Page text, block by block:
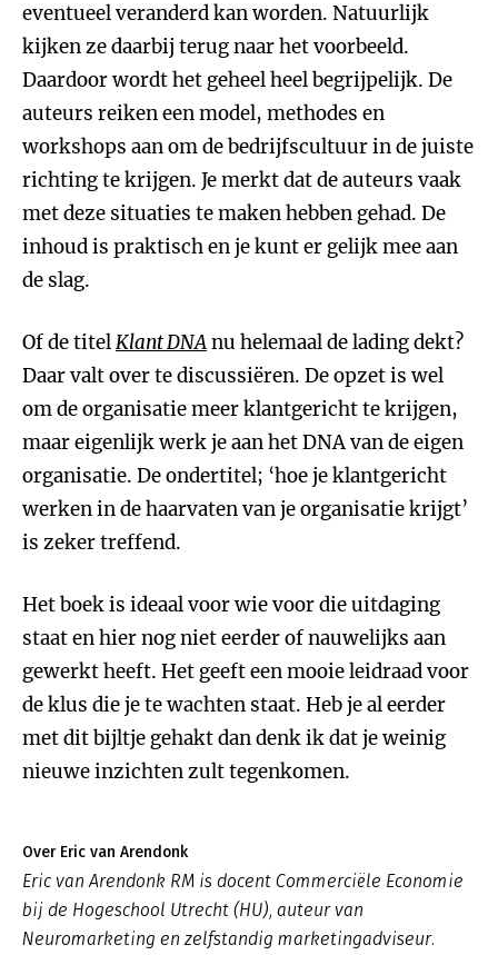
eventueel veranderd kan worden. Natuurlijk
kijken ze daarbij terug naar het voorbeeld.
Daardoor wordt het geheel heel begrijpelijk. De
auteurs reiken een model, methodes en
workshops aan om de bedrijfscultuur in de juiste
richting te krijgen. Je merkt dat de auteurs vaak
met deze situaties te maken hebben gehad. De
inhoud is praktisch en je kunt er gelijk mee aan
de slag.
Of de titelKlant DNAnu helemaal de lading dekt?
Daar valt over te discussiëren. De opzet is wel
om de organisatie meer klantgericht te krijgen,
maar eigenlijk werk je aan het DNA van de eigen
organisatie. De ondertitel; ‘hoe je klantgericht
werken in de haarvaten van je organisatie krijgt’
is zeker treffend.
Het boek is ideaal voor wie voor die uitdaging
staat en hier nog niet eerder of nauwelijks aan
gewerkt heeft. Het geeft een mooie leidraad voor
de klus die je te wachten staat. Heb je al eerder
met dit bijltje gehakt dan denk ik dat je weinig
nieuwe inzichten zult tegenkomen.
Over Eric van Arendonk
Eric van Arendonk RM is docent Commerciële Economie
bij de Hogeschool Utrecht (HU), auteur van
Neuromarketing en zelfstandig marketingadviseur.